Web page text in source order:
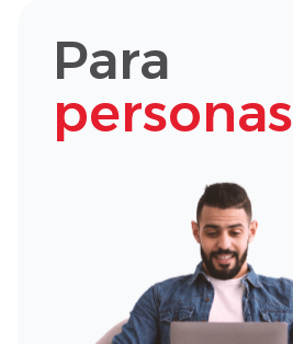
Para
personas